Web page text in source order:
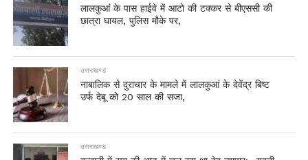
लालकुआं के पास हाईवे में आटो की टक्कर से बीएससी की
छात्रा घायल, पुलिस मौके पर,
उत्तराखण्ड
नाबालिक से दुराचार के मामले में लालकुआं के देवेंद्र बिष्ट
उर्फ देबू को 20 साल की सजा,
उत्तराखण्ड